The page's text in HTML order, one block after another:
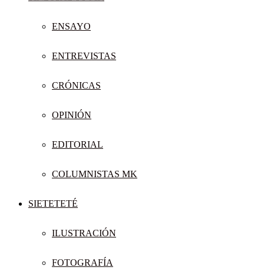
ENSAYO
ENTREVISTAS
CRÓNICAS
OPINIÓN
EDITORIAL
COLUMNISTAS MK
SIETETETÉ
ILUSTRACIÓN
FOTOGRAFÍA